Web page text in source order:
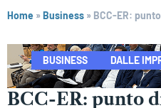
Home »Business » BCC-ER:
BUSINESS DALLE
BCC-ER: punto